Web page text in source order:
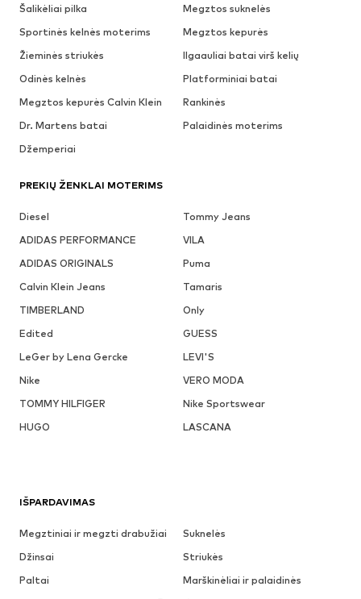
Šalikėliai pilka
Megztos suknelės
Sportinės kelnės moterims
Megztos kepurės
Žieminės striukės
Ilgaauliai batai virš kelių
Odinės kelnės
Platforminiai batai
Megztos kepurės Calvin Klein
Rankinės
Dr. Martens batai
Palaidinės moterims
Džemperiai
PREKIŲ ŽENKLAI MOTERIMS
Diesel
Tommy Jeans
ADIDAS PERFORMANCE
VILA
ADIDAS ORIGINALS
Puma
Calvin Klein Jeans
Tamaris
TIMBERLAND
Only
Edited
GUESS
LeGer by Lena Gercke
LEVI'S
Nike
VERO MODA
TOMMY HILFIGER
Nike Sportswear
HUGO
LASCANA
IŠPARDAVIMAS
Megztiniai ir megzti drabužiai
Suknelės
Džinsai
Striukės
Paltai
Marškinėliai ir palaidinės